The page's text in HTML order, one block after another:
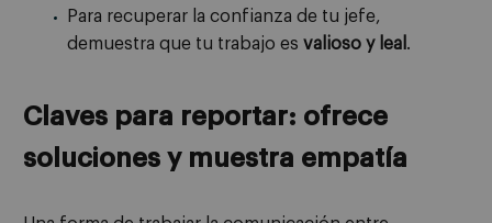
Para recuperar la confianza de tu jefe,
demuestra que tu trabajo es valioso y leal .
Claves para reportar: ofrece
soluciones y muestra empatía